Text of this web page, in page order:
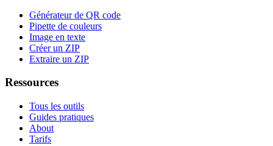
Générateur de QR code
Pipette de couleurs
Image en texte
Créer un ZIP
Extraire un ZIP
Ressources
Tous les outils
Guides pratiques
About
Tarifs